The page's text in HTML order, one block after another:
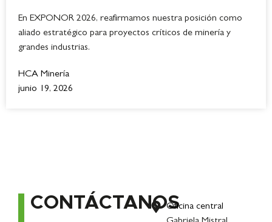
En EXPONOR 2026, reafirmamos nuestra posición como
aliado estratégico para proyectos críticos de minería y
grandes industrias.
HCA Minería
junio 19, 2026
CONTÁCTANOSOficina central